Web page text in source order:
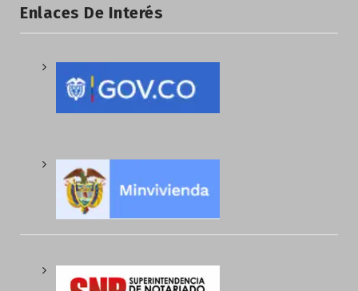
Enlaces De Interés